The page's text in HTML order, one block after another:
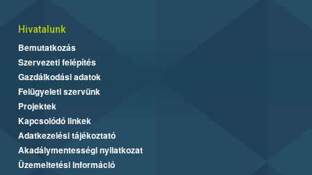
Hivatalunk
Bemutatkozás
Szervezeti felépítés
Gazdálkodási adatok
Felügyeleti szervünk
Projektek
Kapcsolódó linkek
Adatkezelési tájékoztató
Akadálymentességi nyilatkozat
Üzemeltetési információ